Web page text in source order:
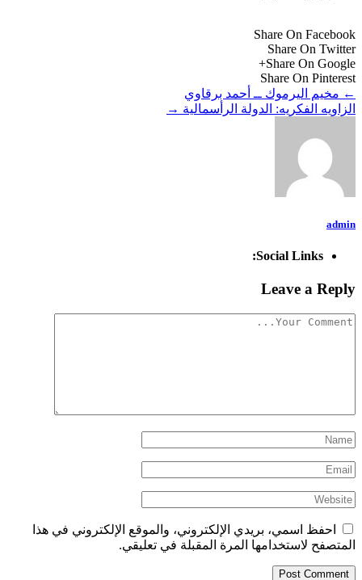
Share On Facebook
Share On Twitter
Share On Google+
Share On Pinterest
← مخيم اليرموك ــ أحمد برقاوي
الزاويه الفكريه: الدولة الرأسمالية →
admin
Social Links:
Leave a Reply
احفظ اسمي، بريدي الإلكتروني، والموقع الإلكتروني في هذا
المتصفح لاستخدامها المرة المقبلة في تعليقي.